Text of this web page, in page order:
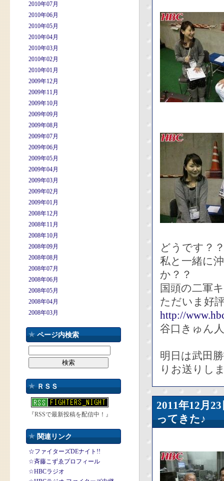
2010年07月
2010年06月
2010年05月
2010年04月
2010年03月
2010年02月
2010年01月
2009年12月
2009年11月
2009年10月
2009年09月
2009年08月
2009年07月
2009年06月
2009年05月
2009年04月
2009年03月
2009年02月
2009年01月
2008年12月
2008年11月
2008年10月
2008年09月
2008年08月
2008年07月
2008年06月
2008年05月
2008年04月
2008年03月
ページ内検索
ＲＳＳ
『RSSで最新投稿を配信中！』
関連リンク
☆ファイターズDEナイト!!
☆斉藤こずゑプロフィール
☆HBCラジオ
どうです？
私と一緒に
か？？
国頭の二軍
ただいま好
http://
谷口きゅん
明日は武田
りお送りし
2011年12
ってきた♪